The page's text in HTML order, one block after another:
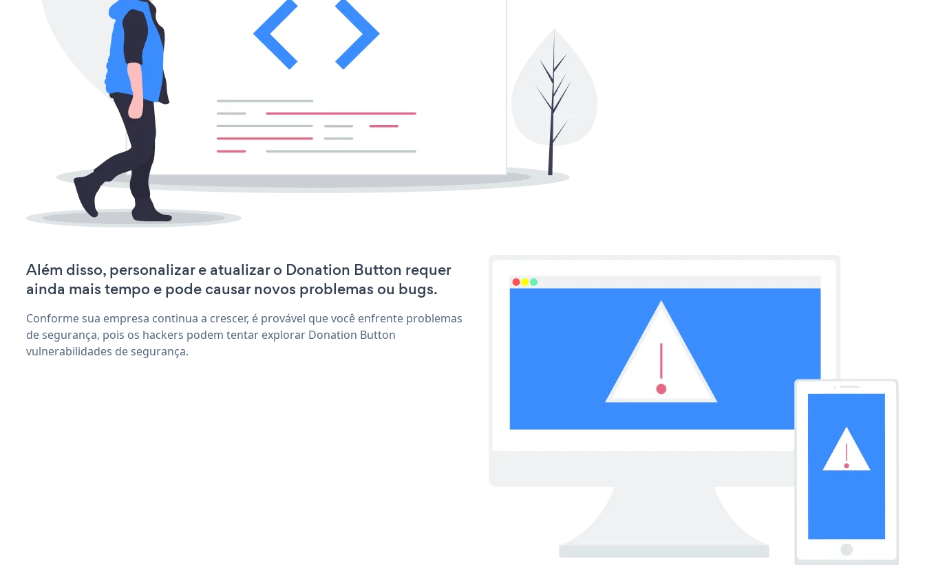
Além disso, personalizar e atualizar o Donation Button requer
ainda mais tempo e pode causar novos problemas ou bugs.
Conforme sua empresa continua a crescer, é provável que você enfrente problemas
de segurança, pois os hackers podem tentar explorar Donation Button
vulnerabilidades de segurança.